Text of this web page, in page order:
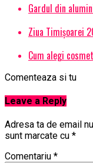
Gardul din
Ziua Timișoarei
Cum alegi
Comenteaza si tu
Leave a Reply
Adresa ta de email
sunt marcate cu *
Comentariu *